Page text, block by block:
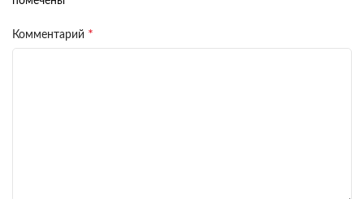
Комментарий *